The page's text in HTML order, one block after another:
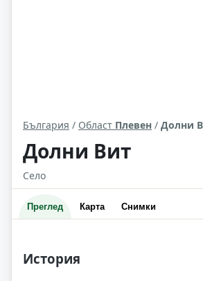
България / Област Плевен / Долни
Долни Вит
Село
Преглед Карта Снимки
История